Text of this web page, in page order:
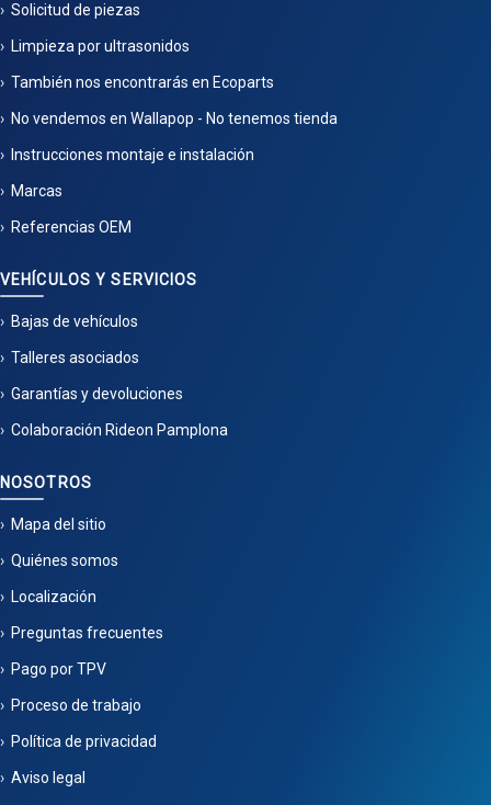
Solicitud de piezas
Limpieza por ultrasonidos
También nos encontrarás en Ecoparts
No vendemos en Wallapop - No tenemos tienda
Instrucciones montaje e instalación
Marcas
Referencias OEM
VEHÍCULOS Y SERVICIOS
Bajas de vehículos
Talleres asociados
Garantías y devoluciones
Colaboración Rideon Pamplona
NOSOTROS
Mapa del sitio
Quiénes somos
Localización
Preguntas frecuentes
Pago por TPV
Proceso de trabajo
Política de privacidad
Aviso legal